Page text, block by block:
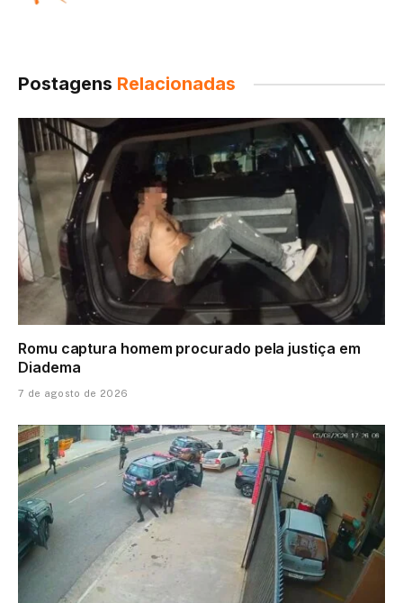
Postagens Relacionadas
Romu captura homem procurado pela justiça em
Diadema
7 de agosto de 2026